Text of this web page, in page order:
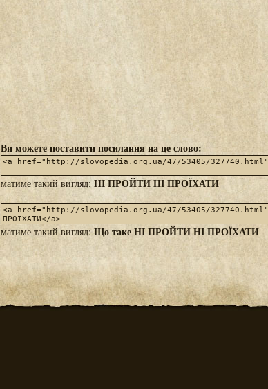
Ви можете поставити посилання на це слово:
матиме такий вигляд: НІ ПРОЙТИ НІ ПРОЇХАТИ
матиме такий вигляд:Що таке НІ ПРОЙТИ НІ ПРОЇХАТИ